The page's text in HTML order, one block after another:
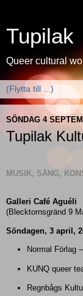
Tupilak
Queer cultural
SÖNDAG 4
Tupilak
MUSIK, SÅNG,
Galleri Café Aguéli
(Blecktornsgränd 9
Söndagen, 3 april,
Normal Förlag
KUNQ queer
Regnbågs